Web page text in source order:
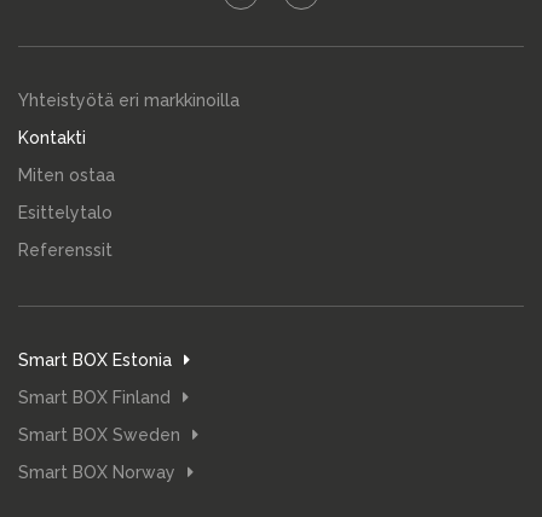
Yhteistyötä eri markkinoilla
Kontakti
Miten ostaa
Esittelytalo
Referenssit
Smart BOX Estonia
Smart BOX Finland
Smart BOX Sweden
Smart BOX Norway